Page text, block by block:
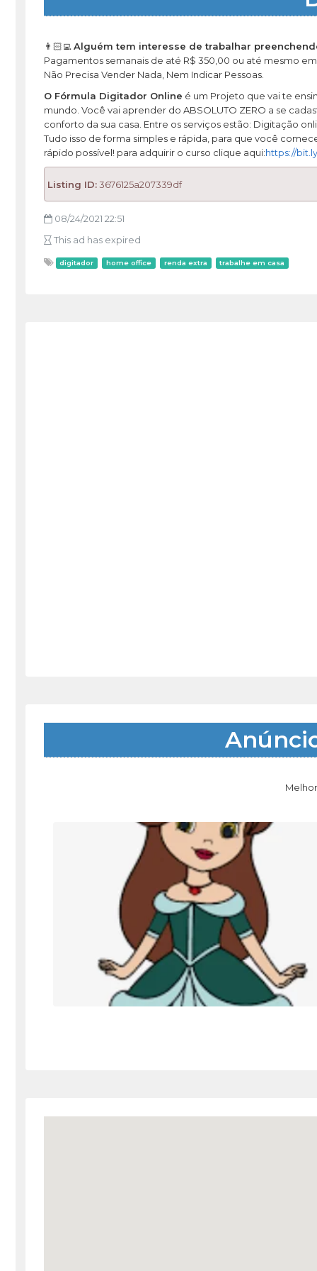
👨🏻‍💻Alguém tem interesse de trabalhar
Pagamentos semanais de até R$ 350,00 ou até mesmo
Não Precisa Vender Nada, Nem Indicar Pessoas.
O Fórmula Digitador Online é um Projeto que vai te
mundo. Você vai aprender do ABSOLUTO ZERO a se
conforto da sua casa. Entre os serviços estão: Digitação
Tudo isso de forma simples e rápida, para que você
rápido possível! para adquirir o curso clique aqui:https://
Listing ID:3676125a207339df
08/24/2021 22:51
This ad has expired
digitador home office renda extra trabalhe em casa